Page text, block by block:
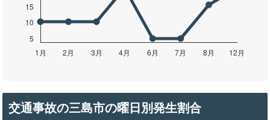
交通事故の三島市の曜日別発生割合